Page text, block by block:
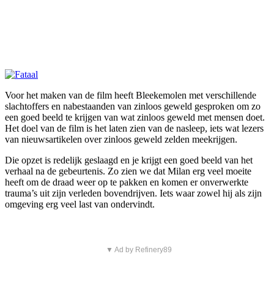
Voor het maken van de film heeft Bleekemolen met verschillende
slachtoffers en nabestaanden van zinloos geweld gesproken om zo
een goed beeld te krijgen van wat zinloos geweld met mensen doet.
Het doel van de film is het laten zien van de nasleep, iets wat lezers
van nieuwsartikelen over zinloos geweld zelden meekrijgen.
Die opzet is redelijk geslaagd en je krijgt een goed beeld van het
verhaal na de gebeurtenis. Zo zien we dat Milan erg veel moeite
heeft om de draad weer op te pakken en komen er onverwerkte
trauma’s uit zijn verleden bovendrijven. Iets waar zowel hij als zijn
omgeving erg veel last van ondervindt.
▼ Ad by Refinery89